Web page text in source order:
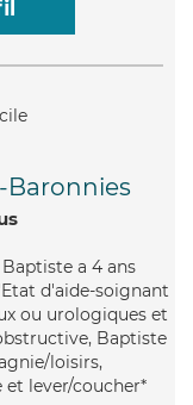
Baronnies
a 4 ans
d'aide-soignant
ou urologiques et
Baptiste
loisirs,
lever/coucher*